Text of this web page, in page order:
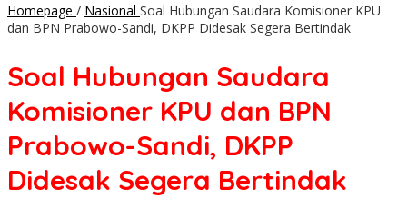
Homepage / Nasional Soal Hubungan Saudara Komisioner KPU
dan BPN Prabowo-Sandi, DKPP Didesak Segera Bertindak
Soal Hubungan Saudara
Komisioner KPU dan BPN
Prabowo-Sandi, DKPP
Didesak Segera Bertindak